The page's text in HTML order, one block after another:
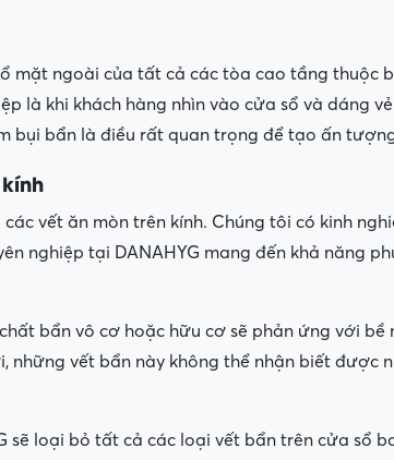
mặt ngoài của tất cả các tòa cao tầng
là khi khách hàng nhìn vào cửa sổ và dáng
bụi bẩn là điều rất quan trọng để tạo ấn
vết ăn mòn trên kính. Chúng tôi có kinh
nghiệp tại DANAHYG mang đến khả năng
bẩn vô cơ hoặc hữu cơ sẽ phản ứng với
những vết bẩn này không thể nhận biết
sẽ loại bỏ tất cả các loại vết bẩn trên cửa sổ